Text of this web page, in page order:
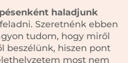
haladjunk
Szeretnénk ebben
tudom, hogy miről
beszélünk, hiszen pont
most nem